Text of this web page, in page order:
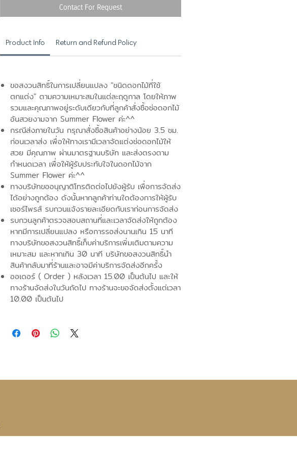
Contact For Request
Product Info Return and Refund Policy
ขอสงวนสิทธิ์ในการเปลี่ยนแปลง "ชนิดดอกไม้ที่ใช้
ตกแต่ง" ตามความเหมาะสมในแต่ละฤดูกาล โดยให้ภาพ
รวมและคุณภาพอยู่ระดับเดียวกับที่ลูกค้าสั่งซื้อช่อดอกไม้
อันสวยงามจาก Summer Flower ค่ะ^^
กรณีส่งภายในวัน กรุณาสั่งซื้อสินค้าอย่างน้อย 3.5 ชม.
ก่อนเวลาส่ง เพื่อให้ทางเรามีเวลาจัดแต่งช่อดอกไม้ให้
สวย มีคุณภาพ ผ่านมาตรฐานบริษัท และส่งตรงตาม
กำหนดเวลา เพื่อให้ผู้รับประทับใจในดอกไม้จาก
Summer Flower ค่ะ^^
ทางบริษัทขออนุญาติโทรติดต่อไปยังผู้รับ เพื่อการจัดส่ง
ได้อย่างถูกต้อง ดังนั้นหากลูกค้าท่านใดต้องการให้ผู้รับ
เซอร์ไพรส์ รบกวนแจ้งรายละเอียดกับเราก่อนการจัดส่ง
รบกวนลูกค้าตรวจสอบสถานที่และเวลาจัดส่งให้ถูกต้อง
หากมีการเปลี่ยนแปลง หรือการรอส่งนานเกิน 15 นาที
ทางบริษัทขอสงวนสิทธิ์เก็บค่าบริการเพิ่มเติมตามความ
เหมาะสม และหากเกิน 30 นาที บริษัทขอสงวนสิทธิ์นำ
สินค้ากลับมาที่ร้านและอาจมีค่าบริการจัดส่งอีกครั้ง
ออเดอร์ ( Order ) หลังเวลา 15.00 เป็นต้นไป และให้
ทางร้านจัดส่งในวันถัดไป ทางร้านจะขอจัดส่งตั้งแต่เวลา
10.00 เป็นต้นไป